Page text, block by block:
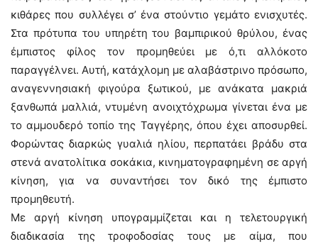
κιθάρες που συλλέγει σ’ ένα στούντιο γεμάτο ενισχυτές.
Στα πρότυπα του υπηρέτη του βαμπιρικού θρύλου, ένας
έμπιστος φίλος τον προμηθεύει με ό,τι αλλόκοτο
παραγγέλνει. Αυτή, κατάχλομη με αλαβάστρινο πρόσωπο,
αναγεννησιακή φιγούρα ξωτικού, με ανάκατα μακριά
ξανθωπά μαλλιά, ντυμένη ανοιχτόχρωμα γίνεται ένα με
το αμμουδερό τοπίο της Ταγγέρης, όπου έχει αποσυρθεί.
Φορώντας διαρκώς γυαλιά ηλίου, περπατάει βράδυ στα
στενά ανατολίτικα σοκάκια, κινηματογραφημένη σε αργή
κίνηση, για να συναντήσει τον δικό της έμπιστο
προμηθευτή.
Με αργή κίνηση υπογραμμίζεται και η τελετουργική
διαδικασία της τροφοδοσίας τους με αίμα, που